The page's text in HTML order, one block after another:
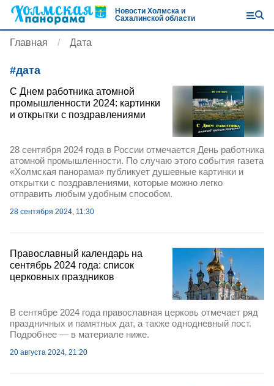
Новости Холмска и
Сахалинской области
Главная Дата
#дата
С Днем работника атомной
промышленности 2024: картинки
и открытки с поздравлениями
28 сентября 2024 года в России отмечается День работника
атомной промышленности. По случаю этого события газета
«Холмская панорама» публикует душевные картинки и
открытки с поздравлениями, которые можно легко
отправить любым удобным способом.
28 сентября 2024, 11:30
Православный календарь на
сентябрь 2024 года: список
церковных праздников
В сентябре 2024 года православная церковь отмечает ряд
праздничных и памятных дат, а также однодневный пост.
Подробнее — в материале ниже.
20 августа 2024, 21:20